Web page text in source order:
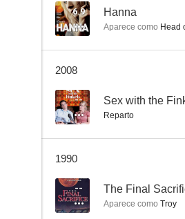
6.9 Hanna
Aparece como Head
2008
-- Sex with the
Reparto
1990
-- The Final
Aparece como Troy